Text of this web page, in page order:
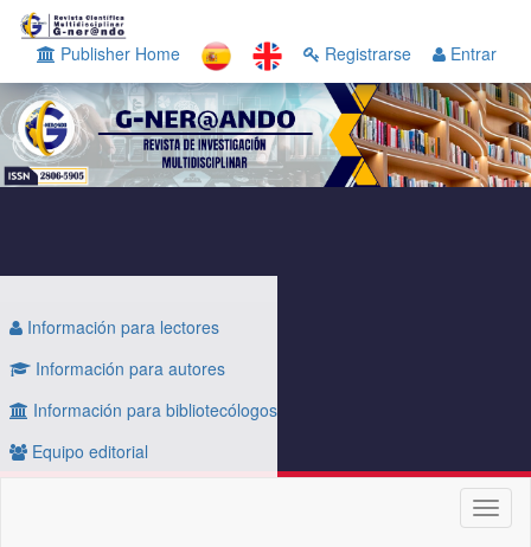
Navegación
principal
Contenido
principal
Barra
lateral
Publisher Home Registrarse Entrar
Información para lectores
Información para autores
Información para bibliotecólogos
Equipo editorial